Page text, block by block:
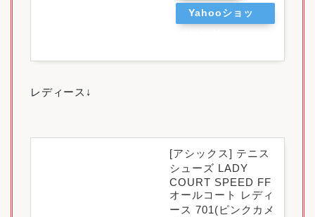
Yahooショッ
レディース↓
[アシックス] テニス
シューズ LADY
COURT SPEED FF
オールコート レディ
ース 701(ピンクカメ